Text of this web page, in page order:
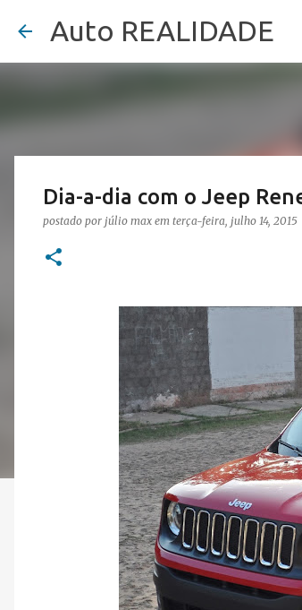
Auto REALIDADE
Dia-a-dia com o Jeep
postado por júlio max em terça-feira, julho 14, 2015